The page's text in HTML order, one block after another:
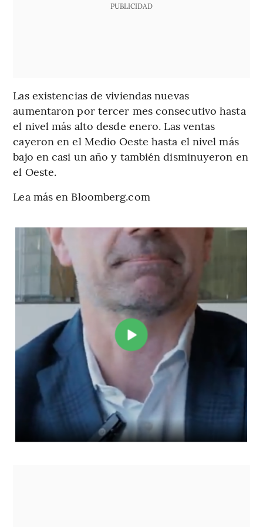
PUBLICIDAD
Las existencias de viviendas nuevas
aumentaron por tercer mes consecutivo hasta
el nivel más alto desde enero. Las ventas
cayeron en el Medio Oeste hasta el nivel más
bajo en casi un año y también disminuyeron en
el Oeste.
Lea más en Bloomberg.com